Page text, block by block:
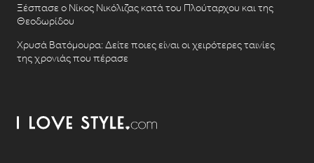
Ξέσπασε ο Νίκος Νικόλιζας κατά του Πλούταρχου και της
Θεοδωρίδου
Χρυσά Βατόμουρα: Δείτε ποιες είναι οι χειρότερες ταινίες
της χρονιάς που πέρασε